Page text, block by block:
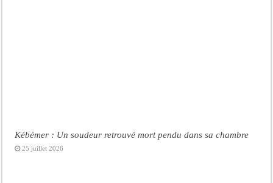
Kébémer : Un soudeur retrouvé mort pendu dans sa chambre
25 juillet 2026